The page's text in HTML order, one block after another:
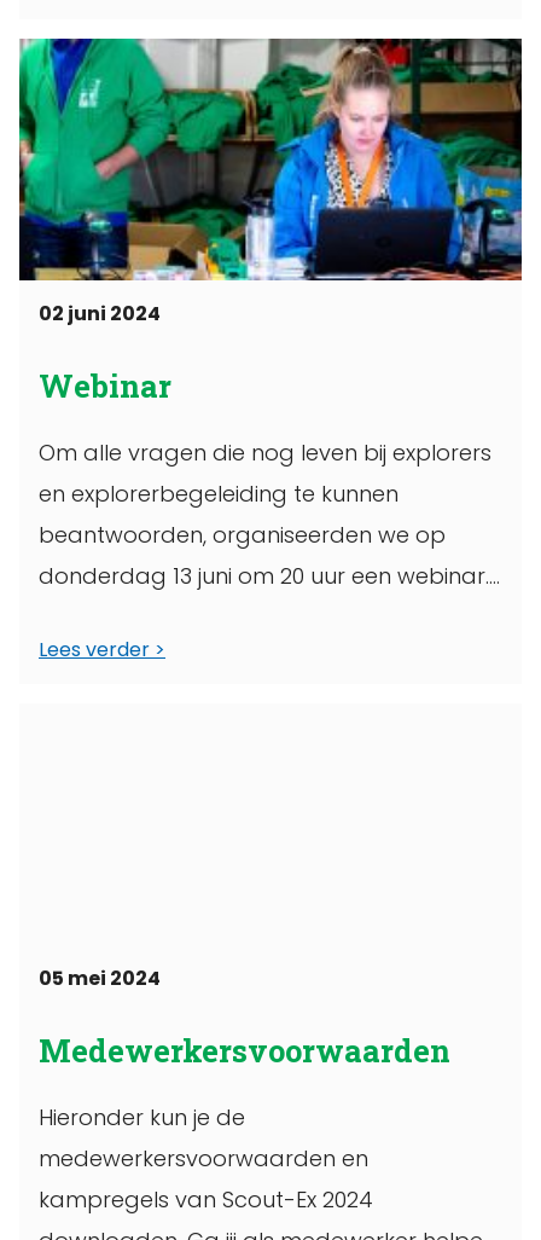
02 juni 2024
Webinar
Om alle vragen die nog leven bij explorers
en explorerbegeleiding te kunnen
beantwoorden, organiseerden we op
donderdag 13 juni om 20 uur een webinar.
Lees verder
05 mei 2024
Medewerkersvoorwaarden
Hieronder kun je de
medewerkersvoorwaarden en
kampregels van Scout-Ex 2024